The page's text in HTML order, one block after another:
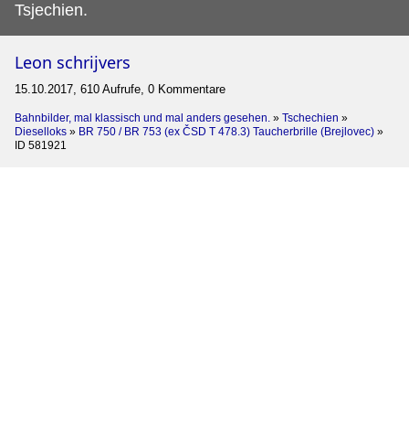
Tsjechien.
Leon schrijvers
15.10.2017, 610 Aufrufe, 0 Kommentare
Bahnbilder, mal klassisch und mal anders gesehen. » Tschechien »
Dieselloks » BR 750 / BR 753 (ex ČSD T 478.3) Taucherbrille (Brejlovec) »
ID 581921